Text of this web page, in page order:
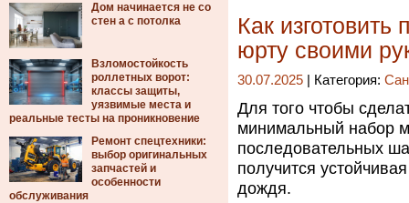
Дом начинается не со
стен а с потолка
Взломостойкость
роллетных ворот:
классы защиты,
уязвимые места и
реальные тесты на проникновение
Ремонт спецтехники:
выбор оригинальных
запчастей и
особенности
обслуживания
Как
юрту своими
30.07.2025 | Категория:
Для того чтобы
минимальный набор
последовательных
получится
дождя.